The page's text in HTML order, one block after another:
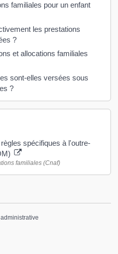
familiales pour un enfant
les prestations
?
et allocations familiales
sont-elles versées sous
?
spécifiques à l'outre-
familiales (Cnaf)